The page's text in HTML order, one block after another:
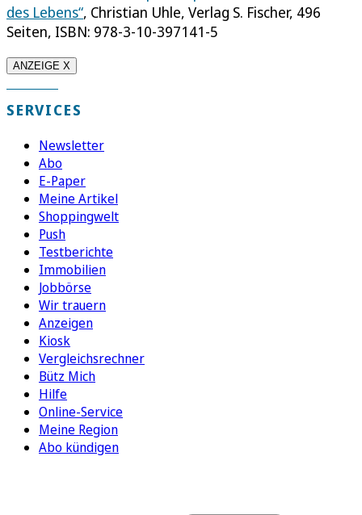
des Lebens“, Christian Uhle, Verlag S. Fischer, 496
Seiten, ISBN: 978-3-10-397141-5
ANZEIGE X
SERVICES
Newsletter
Abo
E-Paper
Meine Artikel
Shoppingwelt
Push
Testberichte
Immobilien
Jobbörse
Wir trauern
Anzeigen
Kiosk
Vergleichsrechner
Bütz Mich
Hilfe
Online-Service
Meine Region
Abo kündigen